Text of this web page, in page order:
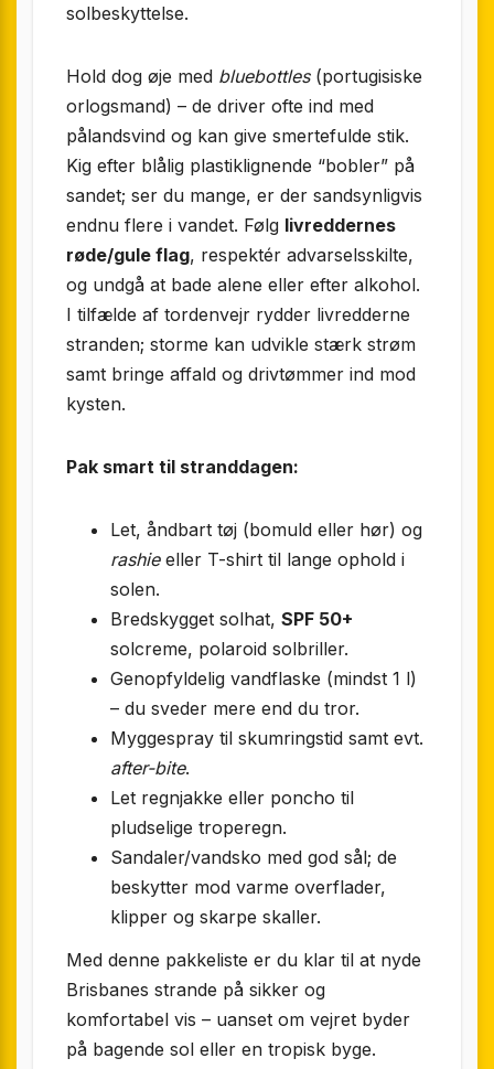
solbeskyttelse.
Hold dog øje med bluebottles(portugisiske
orlogsmand) – de driver ofte ind med
pålandsvind og kan give smertefulde stik.
Kig efter blålig plastiklignende “bobler” på
sandet; ser du mange, er der sandsynligvis
endnu flere i vandet. Følg livreddernes
røde/gule flag, respek­tér advarsels­skilte,
og undgå at bade alene eller efter alkohol.
I tilfælde af tordenvejr rydder livredderne
stranden; storme kan udvikle stærk strøm
samt bringe affald og drivtømmer ind mod
kysten.
Pak smart til stranddagen:
Let, åndbart tøj (bomuld eller hør) og
rashieeller T-shirt til lange ophold i
solen.
Bredskygget solhat, SPF 50+
solcreme, polaroid solbriller.
Genopfyldelig vandflaske (mindst 1 l)
– du sveder mere end du tror.
Myggespray til skumringstid samt evt.
after-bite.
Let regnjakke eller poncho til
pludselige troperegn.
Sandaler/vandsko med god sål; de
beskytter mod varme overflader,
klipper og skarpe skaller.
Med denne pakkeliste er du klar til at nyde
Brisbanes strande på sikker og
komfortabel vis – uanset om vejret byder
på bagende sol eller en tropisk byge.